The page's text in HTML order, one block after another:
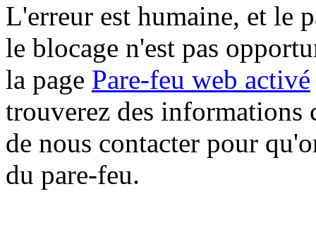
L'erreur est humaine, et le
le blocage n'est pas
la page Pare-feu web activé
trouverez des informations
de nous contacter pour
du pare-feu.